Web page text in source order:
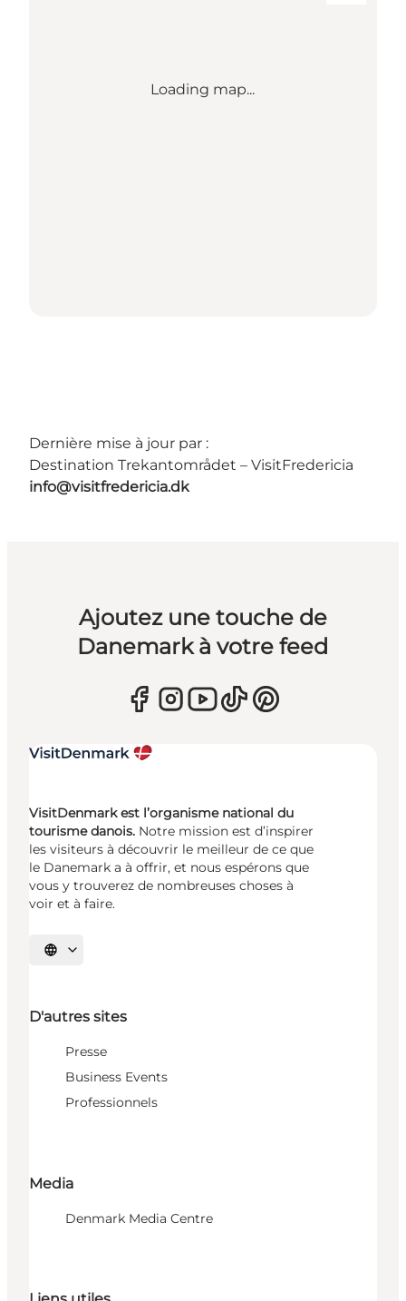
Loading map...
Dernière mise à jour par :
Destination Trekantområdet – VisitFredericia
info@visitfredericia.dk
Ajoutez une touche de
Danemark à votre feed
VisitDenmark est l’organisme national du
tourisme danois. Notre mission est d’inspirer
les visiteurs à découvrir le meilleur de ce que
le Danemark a à offrir, et nous espérons que
vous y trouverez de nombreuses choses à
voir et à faire.
Choisissez la langue
D'autres sites
Presse
Business Events
Professionnels
Media
Denmark Media Centre